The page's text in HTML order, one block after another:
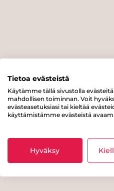
Tietoa evästeistä
Käytämme tällä sivustolla
mahdollisen toiminnan. Voit
evästeasetuksiasi tai kieltää
käyttämistämme evästeistä
Hyväksy